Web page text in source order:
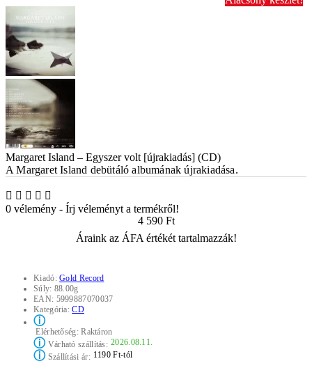
Margaret Island – Egyszer volt [újrakiadás] (CD)
A Margaret Island debütáló albumának újrakiadása.
0 vélemény - Írj véleményt a termékről!
4 590 Ft
Áraink az ÁFA értékét tartalmazzák!
Kiadó:Gold Record
Súly: 88.00g
EAN: 5999887070037
Kategória:CD
ⓘ
Elérhetőség:Raktáron
ⓘVárható szállítás: 2026.08.11.
ⓘSzállítási ár: 1190 Ft-tól